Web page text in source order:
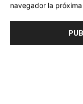
navegador la